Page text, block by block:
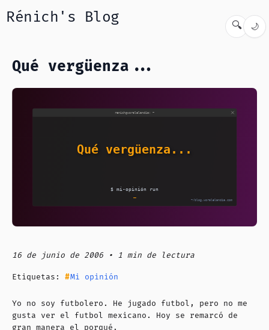
Rénich's Blog 🔍 🌙
Qué vergüenza...
16 de junio de 2006 • 1 min de lectura
Etiquetas: Mi opinión
Yo no soy futbolero. He jugado futbol, pero no me
gusta ver el futbol mexicano. Hoy se remarcó de
gran manera el porqué.